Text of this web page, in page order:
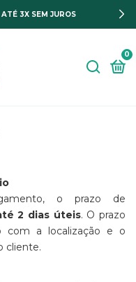
3X SEM JUROS
0
o prazo de
2 dias úteis. O prazo
com a localização e o
cliente.